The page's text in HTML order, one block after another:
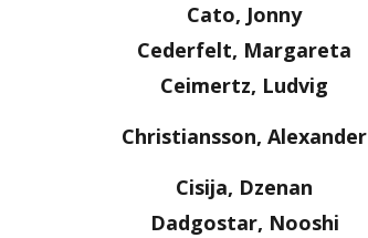
Cato, Jonny
Cederfelt, Margareta
Ceimertz, Ludvig
Christiansson, Alexander
Cisija, Dzenan
Dadgostar, Nooshi